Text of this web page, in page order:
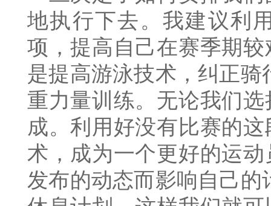
地执行下去。我建议利
项，提高自己在赛季期
是提高游泳技术，纠正
重力量训练。无论我们
成。利用好没有比赛的
术，成为一个更好的运
发布的动态而影响自己